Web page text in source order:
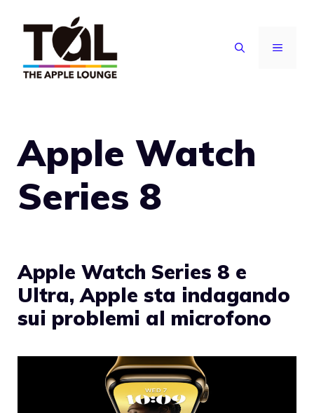
contenuto
MENU
Apple Watch
Series 8
Apple Watch Series 8 e
Ultra, Apple sta indagando
sui problemi al microfono